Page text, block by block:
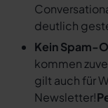
deutlich
Kein Spam-
kommen
gilt auch für
Newsletter!